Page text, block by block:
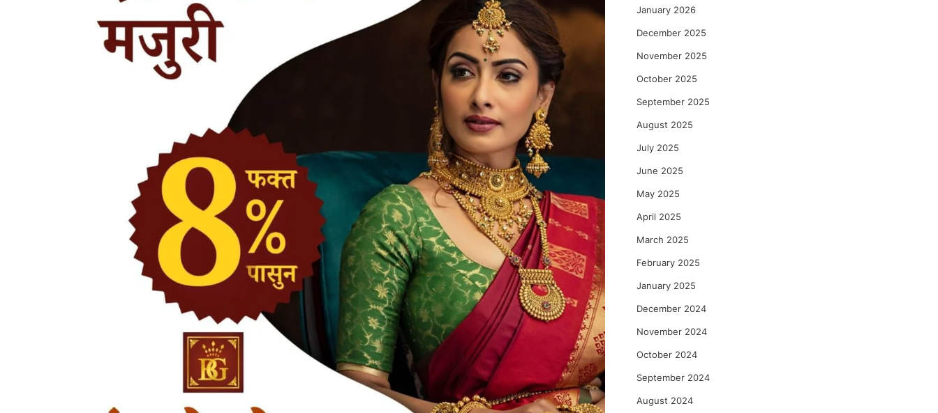
January 2026
December 2025
November 2025
October 2025
September 2025
August 2025
July 2025
June 2025
May 2025
April 2025
March 2025
February 2025
January 2025
December 2024
November 2024
October 2024
September 2024
August 2024